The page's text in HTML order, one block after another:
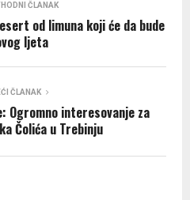
ČLANAK
od limuna koji će da bude
ljeta
ČLANAK
Ogromno interesovanje za
Čolića u Trebinju